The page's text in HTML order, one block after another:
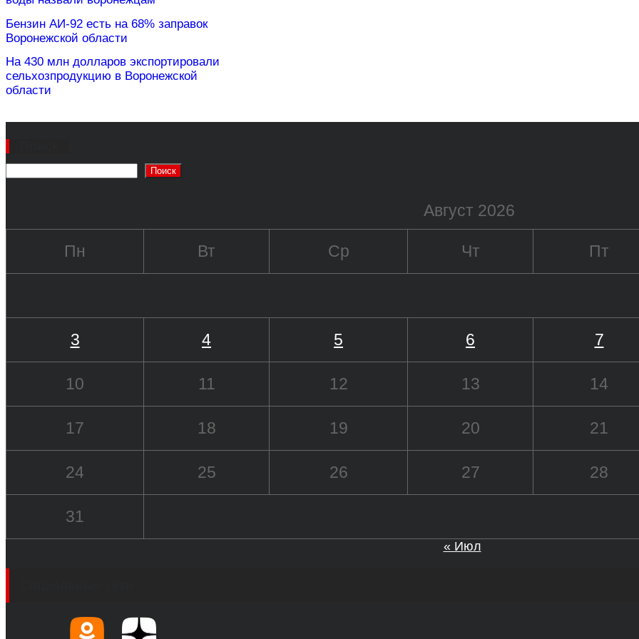
Бензин АИ-92 есть на 68% заправок
Воронежской области
На 430 млн долларов экспортировали
сельхозпродукцию в Воронежской
области
Поиск
Август 2026
Пн Вт Ср Чт Пт
3 4 5 6 7
10 11 12 13 14
17 18 19 20 21
24 25 26 27 28
31
« Июл